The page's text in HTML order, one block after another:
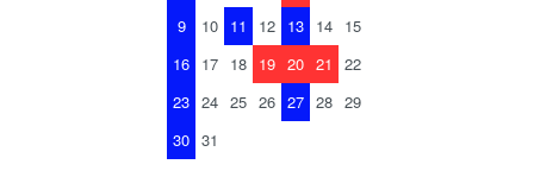
9
10 11 12 13 14 15
16 17 18 19 20 21
22
23 24 25 26 27 28 29
30 31